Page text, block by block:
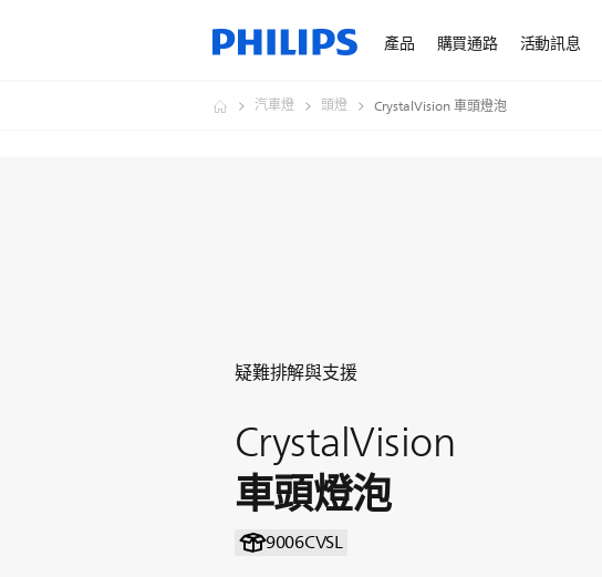
產品 購買通路 活動訊息
汽車燈 頭燈 CrystalVision 車頭燈泡
疑難排解與支援
CrystalVision
車頭燈泡
9006CVSL